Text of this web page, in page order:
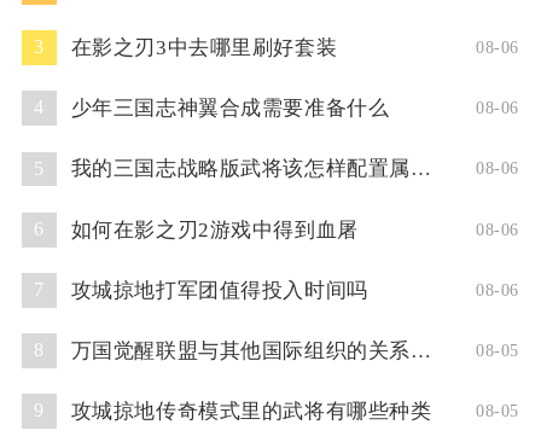
3 在影之刃3中去哪里刷好套装 08-06
4 少年三国志神翼合成需要准备什么 08-06
5 我的三国志战略版武将该怎样配置属性点 08-06
6 如何在影之刃2游戏中得到血屠 08-06
7 攻城掠地打军团值得投入时间吗 08-06
8 万国觉醒联盟与其他国际组织的关系如何 08-05
9 攻城掠地传奇模式里的武将有哪些种类 08-05